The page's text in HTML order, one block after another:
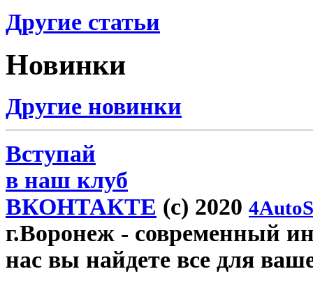
Другие статьи
Новинки
Другие новинки
Вступай
в наш клуб
ВКОНТАКТЕ (c) 2020
г.Воронеж - современный
нас вы найдете все для